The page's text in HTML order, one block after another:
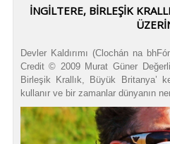
İNGİLTERE, BİRLEŞİK
Devler Kaldırımı (Clochán na
Credit © 2009 Murat Güner Değerli
Birleşik Krallık, Büyük Britanya’
kullanır ve bir zamanlar dünyanın